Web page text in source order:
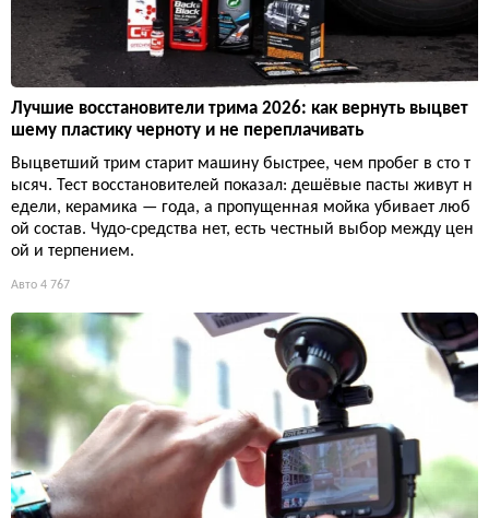
Лучшие восстановители трима 2026: как вернуть выцвет
шему пластику черноту и не переплачивать
Выцветший трим старит машину быстрее, чем пробег в сто т
ысяч. Тест восстановителей показал: дешёвые пасты живут н
едели, керамика — года, а пропущенная мойка убивает люб
ой состав. Чудо-средства нет, есть честный выбор между цен
ой и терпением.
Авто 4 767